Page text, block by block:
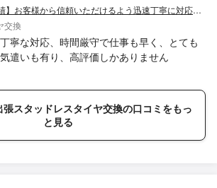
【業歴20年の経験と実績】お客様から信頼いただけるよう迅速丁寧に対応します！
交換
寧な対応、時間厳守で仕事も早く、とても
遣いも有り、高評価しかありません
スタッドレスタイヤ交換の口コミをもっ
と見る